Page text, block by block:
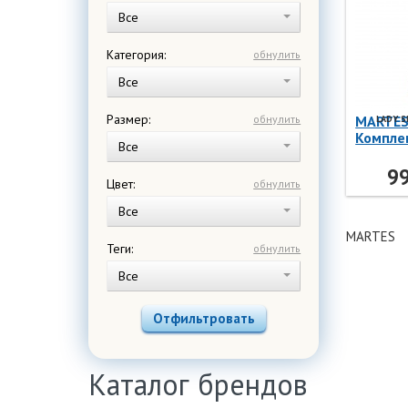
Все
обнулить
Категория:
Все
обнулить
Размер:
Все
обнулить
Цвет:
Все
обнулить
Теги:
Все
Отфильтровать
LADY
BLK/
MARTES
Каталог брендов